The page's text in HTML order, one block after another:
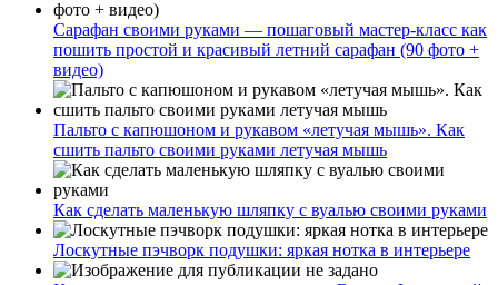
Сарафан своими руками — пошаговый мастер-класс как
пошить простой и красивый летний сарафан (90 фото +
видео)
Пальто с капюшоном и рукавом «летучая мышь». Как
сшить пальто своими руками летучая мышь
Как сделать маленькую шляпку с вуалью своими руками
Лоскутные пэчворк подушки: яркая нотка в интерьере